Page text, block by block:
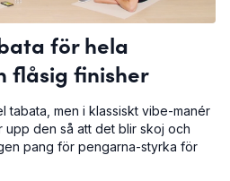
för hela
flåsig finisher
tabata, men i klassiskt vibe-manér
upp den så att det blir skoj och
pang för pengarna-styrka för
med en flåsig två-minuters